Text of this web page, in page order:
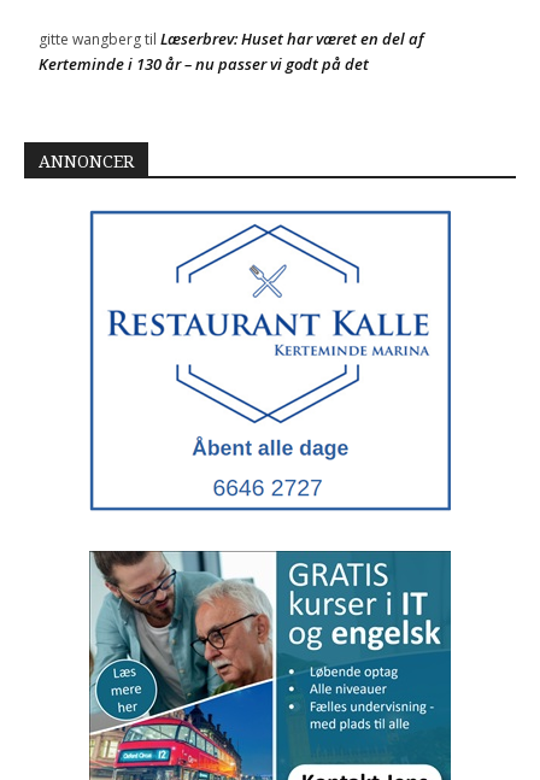
gitte wangbergtil Læserbrev: Huset har været en del af
Kerteminde i 130 år – nu passer vi godt på det
ANNONCER